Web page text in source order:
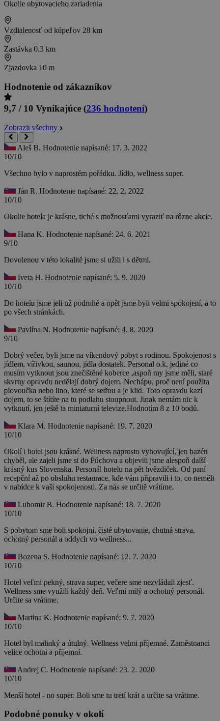
Okolie ubytovacieho zariadenia
Vzdialenosť od kúpeľov 28 km
Zastávka 0,3 km
Zjazdovka 10 m
Hodnotenie od zákazníkov
9,7 / 10 Vynikajúce (236 hodnotení)
Zobrazit všechny
Aleš B. Hodnotenie napísané: 17. 3. 2022
10/10
Všechno bylo v naprostém pořádku. Jídlo, wellness super.
Ján R. Hodnotenie napísané: 22. 2. 2022
10/10
Okolie hotela je krásne, tiché s možnosťami vyraziť na rôzne akcie.
Hana K. Hodnotenie napísané: 24. 6. 2021
9/10
Dovolenou v této lokalitě jsme si užili i s dětmi.
Iveta H. Hodnotenie napísané: 5. 9. 2020
10/10
Do hotelu jsme jeli už podruhé a opět jsme byli velmi spokojení, a to
po všech stránkách.
Pavlína N. Hodnotenie napísané: 4. 8. 2020
9/10
Dobrý večer, byli jsme na víkendový pobyt s rodinou. Spokojenost s
jídlem, vířivkou, saunou, jídla dostatek. Personal o.k, jediné co
musím vytknout jsou znečištěné koberce ,aspoň my jsme měli, staré
skvrny opravdu nedělají dobrý dojem. Nechápu, proč není použita
plovoučka nebo lino, které se setřou a je klid. Toto opravdu kazí
dojem, to se štítíte na tu podlahu stoupnout. Jinak nemám nic k
vytknutí, jen ještě ta miniaturní televize.Hodnotím 8 z 10 bodů.
Klara M. Hodnotenie napísané: 19. 7. 2020
10/10
Okolí i hotel jsou krásné. Wellness naprosto vyhovující, jen bazén
chyběl, ale zajeli jsme si do Púchova a objevili jsme alespoň další
krásný kus Slovenska. Personál hotelu na pět hvězdiček. Od paní
recepční až po obsluhu restaurace, kde vám připravili i to, co neměli
v nabídce k vaší spokojenosti. Za nás se určitě vrátíme.
Lubomir B. Hodnotenie napísané: 18. 7. 2020
10/10
S pobytom sme boli spokojní, čisté ubytovanie, chutná strava,
ochotný personál a oddych vo wellness...
Bozena S. Hodnotenie napísané: 12. 7. 2020
10/10
Hotel veľmi pekný, strava super, večere sme nezvládali zjesť.
Wellness sme využili každý deň. Veľmi milý a ochotný personál.
Určite sa vrátime.
Martina K. Hodnotenie napísané: 9. 7. 2020
10/10
Hotel byl malinký a útulný. Wellness velmi příjemné. Zaměstnanci
velice ochotní a příjemní.
Andrej C. Hodnotenie napísané: 23. 2. 2020
10/10
Menší hotel - no super. Boli sme tu tretí krát a určite sa vrátime.
Podobné ponuky v okolí